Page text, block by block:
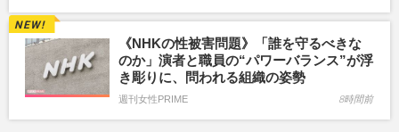
《NHKの性被害問題》「誰を守るべきな
のか」演者と職員の“パワーバランス”が浮
き彫りに、問われる組織の姿勢
週刊女性PRIME 8時間前